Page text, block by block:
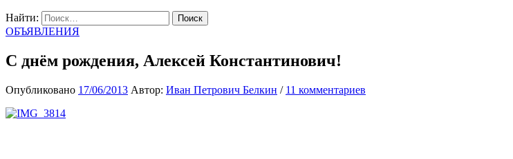
Найти:
ОБЪЯВЛЕНИЯ
С днём рождения, Алексей Константинович!
Опубликовано 17/06/2013 Автор: Иван Петрович Белкин / 11 комментариев